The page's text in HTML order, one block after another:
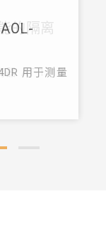
的隔离
器 AT-171B